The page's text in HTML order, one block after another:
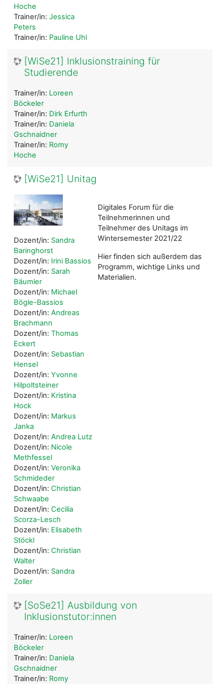
Hoche
Trainer/in: Jessica
Peters
Trainer/in: Pauline Uhl
[WiSe21] Inklusionstraining für
Studierende
Trainer/in: Loreen
Böckeler
Trainer/in: Dirk Erfurth
Trainer/in: Daniela
Gschnaidner
Trainer/in: Romy
Hoche
[WiSe21] Unitag
Digitales Forum für die
Teilnehmerinnen und
Teilnehmer des Unitags im
Wintersemester 2021/22
Hier finden sich außerdem das
Programm, wichtige Links und
Materialien.
Dozent/in: Sandra
Baringhorst
Dozent/in: Irini Bassios
Dozent/in: Sarah
Bäumler
Dozent/in: Michael
Bögle-Bassios
Dozent/in: Andreas
Brachmann
Dozent/in: Thomas
Eckert
Dozent/in: Sebastian
Hensel
Dozent/in: Yvonne
Hilpoltsteiner
Dozent/in: Kristina
Hock
Dozent/in: Markus
Janka
Dozent/in: Andrea Lutz
Dozent/in: Nicole
Methfessel
Dozent/in: Veronika
Schmideder
Dozent/in: Christian
Schwaabe
Dozent/in: Cecilia
Scorza-Lesch
Dozent/in: Elisabeth
Stöckl
Dozent/in: Christian
Walter
Dozent/in: Sandra
Zoller
[SoSe21] Ausbildung von
Inklusionstutor:innen
Trainer/in: Loreen
Böckeler
Trainer/in: Daniela
Gschnaidner
Trainer/in: Romy